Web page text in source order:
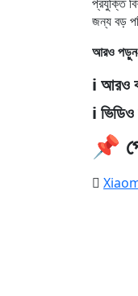
প্রযুক্তি
জন্য বড়
আরও
ℹ️ আরও
ℹ️
📌